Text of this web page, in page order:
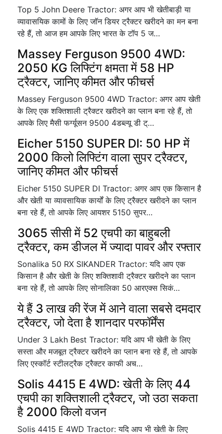
Top 5 John Deere Tractor: अगर आप भी खेतीबाड़ी या
व्यावासयिक कामों के लिए जॉन डियर ट्रैक्टर खरीदने का मन बना
रहे हैं, तो आज हम आपके लिए भारत के टॉप 5 ज…
Massey Ferguson 9500 4WD:
2050 KG लिफ्टिंग क्षमता में 58 HP
ट्रैक्टर, जानिए कीमत और फीचर्स
Massey Ferguson 9500 4WD Tractor: अगर आप खेती
के लिए एक शक्तिशाली ट्रैक्टर खरीदने का प्लान बना रहे हैं, तो
आपके लिए मैसी फर्ग्यूसन 9500 4डब्ल्यू डी ट्…
Eicher 5150 SUPER DI: 50 HP में
2000 किलो लिफ्टिंग वाला सुपर ट्रैक्टर,
जानिए कीमत और फीचर्स
Eicher 5150 SUPER DI Tractor: अगर आप एक किसान है
और खेती या व्यावसायिक कार्यों के लिए ट्रैक्टर खरीदने का प्लान
बना रहे हैं, तो आपके लिए आयशर 5150 सुपर…
3065 सीसी में 52 एचपी का बाहुबली
ट्रैक्टर, कम डीजल में ज्यादा पावर और रफ्तार
Sonalika 50 RX SIKANDER Tractor: यदि आप एक
किसान है और खेती के लिए शक्तिशावी ट्रैक्टर खरीदने का प्लान
बना रहे हैं, तो आपके लिए सोनालिका 50 आरएक्स सिकं…
ये हैं 3 लाख की रेंज में आने वाला सबसे दमदार
ट्रैक्टर, जो देता है शानदार परफॉर्मेंस
Under 3 Lakh Best Tractor: यदि आप भी खेती के लिए
सस्ता और मजबूत ट्रैक्टर खरीदने का प्लान बना रहे हैं, तो आपके
लिए एस्कॉर्ट स्टीलट्रैक ट्रैक्टर काफी अच…
Solis 4415 E 4WD: खेती के लिए 44
एचपी का शक्तिशाली ट्रैक्टर, जो उठा सकता
है 2000 किलो वजन
Solis 4415 E 4WD Tractor: यदि आप भी खेती के लिए